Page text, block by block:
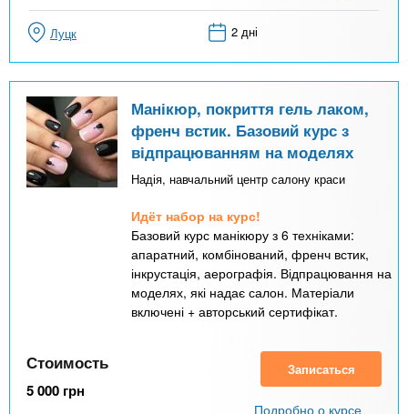
Луцк 2 дні
Манікюр, покриття гель лаком,
френч встик. Базовий курс з
відпрацюванням на моделях
Надія, навчальний центр салону краси
Идёт набор на курс!
Базовий курс манікюру з 6 техніками:
апаратний, комбінований, френч встик,
інкрустація, аерографія. Відпрацювання на
моделях, які надає салон. Матеріали
включені + авторський сертифікат.
Стоимость
5 000 грн
Записаться
Подробно о курсе